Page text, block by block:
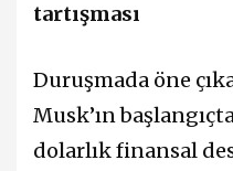
tartışması
Duruşmada öne
Musk’ın
dolarlık finansal